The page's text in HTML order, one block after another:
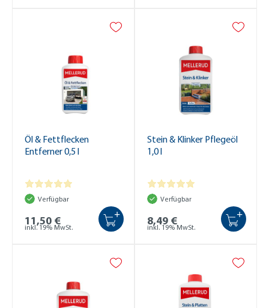
Öl & Fettflecken
Entferner 0,5 l
Verfügbar
11,50 €
inkl. 19% MwSt.
+
Stein & Klinker Pflegeöl
1,0 l
Verfügbar
8,49 €
inkl. 19% MwSt.
+